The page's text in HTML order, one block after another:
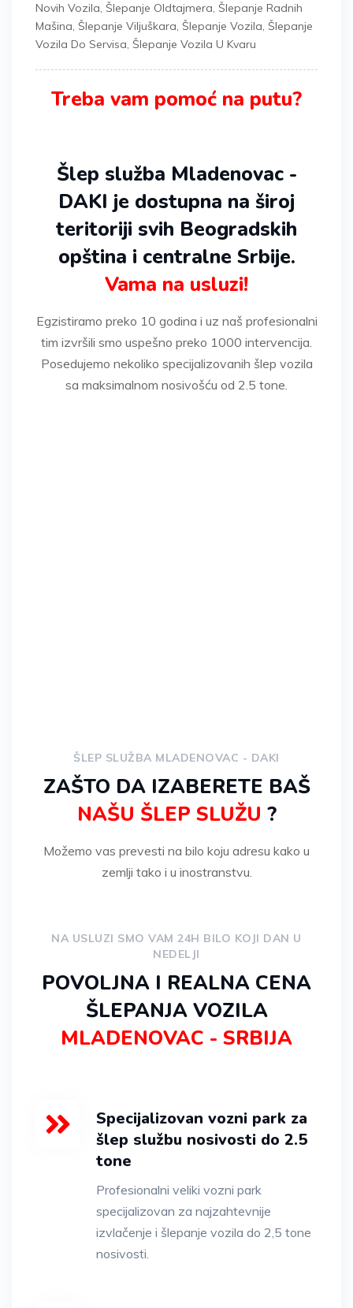
Novih Vozila, Šlepanje Oldtajmera, Šlepanje Radnih
Mašina, Šlepanje Viljuškara, Šlepanje Vozila, Šlepanje
Vozila Do Servisa, Šlepanje Vozila U Kvaru
Treba vam pomoć na putu?
Šlep služba Mladenovac -
DAKI je dostupna na široj
teritoriji svih Beogradskih
opština i centralne Srbije.
Vama na usluzi!
Egzistiramo preko 10 godina i uz naš profesionalni
tim izvršili smo uspešno preko 1000 intervencija.
Posedujemo nekoliko specijalizovanih šlep vozila
sa maksimalnom nosivošću od 2.5 tone.
ŠLEP SLUŽBA MLADENOVAC - DAKI
ZAŠTO DA IZABERETE BAŠ
NAŠU ŠLEP SLUŽU ?
Možemo vas prevesti na bilo koju adresu kako u
zemlji tako i u inostranstvu.
NA USLUZI SMO VAM 24H BILO KOJI DAN U
NEDELJI
POVOLJNA I REALNA CENA
ŠLEPANJA VOZILA
MLADENOVAC - SRBIJA
Specijalizovan vozni park za
šlep službu nosivosti do 2.5
tone
Profesionalni veliki vozni park
specijalizovan za najzahtevnije
izvlačenje i šlepanje vozila do 2,5 tone
nosivosti.